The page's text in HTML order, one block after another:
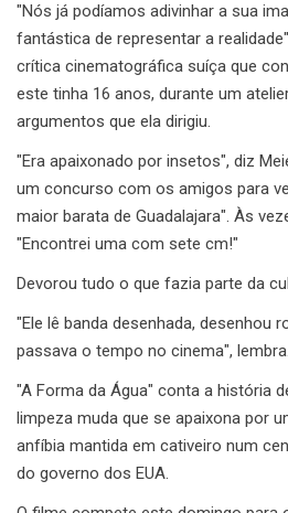
"Nós já podíamos adivinhar a sua
fantástica de representar a
crítica cinematográfica suíça que
este tinha 16 anos, durante um
argumentos que ela dirigiu.
"Era apaixonado por insetos", diz
um concurso com os amigos para
maior barata de Guadalajara". Às
"Encontrei uma com sete cm!"
Devorou ​​tudo o que fazia parte da
"Ele lê banda desenhada, desenhou
passava o tempo no cinema", lembra.
"A Forma da Água" conta a história
limpeza muda que se apaixona por
anfíbia mantida em cativeiro num
do governo dos EUA.